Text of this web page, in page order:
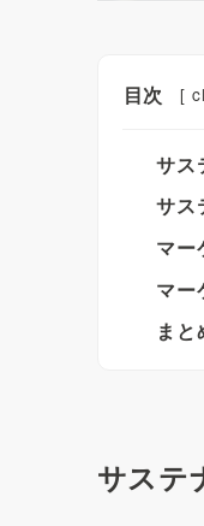
目次 [
サス
サス
マー
マー
まと
サステ